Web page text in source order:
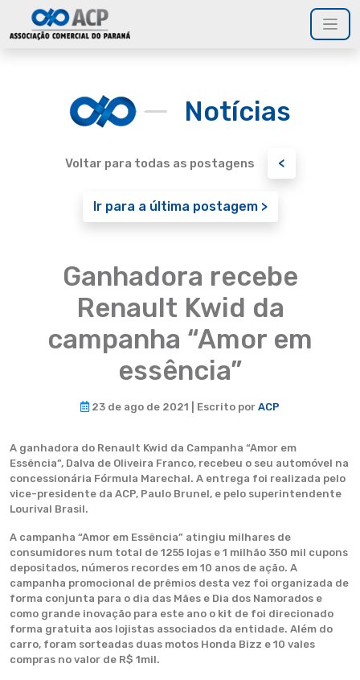
Notícias
Voltar para todas as postagens <
Ir para a última postagem >
Ganhadora recebe
Renault Kwid da
campanha “Amor em
essência”
23 de ago de 2021 | Escrito por ACP
A ganhadora do Renault Kwid da Campanha “Amor em
Essência”, Dalva de Oliveira Franco, recebeu o seu automóvel na
concessionária Fórmula Marechal. A entrega foi realizada pelo
vice-presidente da ACP, Paulo Brunel, e pelo superintendente
Lourival Brasil.
A campanha “Amor em Essência” atingiu milhares de
consumidores num total de 1255 lojas e 1 milhão 350 mil cupons
depositados, números recordes em 10 anos de ação. A
campanha promocional de prêmios desta vez foi organizada de
forma conjunta para o dia das Mães e Dia dos Namorados e
como grande inovação para este ano o kit de foi direcionado
forma gratuita aos lojistas associados da entidade. Além do
carro, foram sorteadas duas motos Honda Bizz e 10 vales
compras no valor de R$ 1mil.